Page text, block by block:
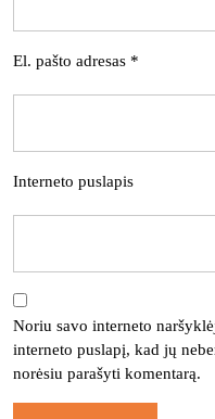
El. pašto adresas *
Interneto puslapis
Noriu savo interneto
interneto puslapį, kad jų
norėsiu parašyti komentarą.